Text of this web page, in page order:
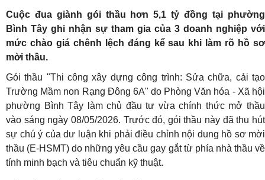
Cuộc đua giành gói thầu hơn 5,1 tỷ đồng tại phường
Bình Tây ghi nhận sự tham gia của 3 doanh nghiệp với
mức chào giá chênh lệch đáng kể sau khi làm rõ hồ sơ
mời thầu.
Gói thầu "Thi công xây dựng công trình: Sửa chữa, cải tạo
Trường Mầm non Rạng Đông 6A" do Phòng Văn hóa - Xã hội
phường Bình Tây làm chủ đầu tư vừa chính thức mở thầu
vào sáng ngày 08/05/2026. Trước đó, gói thầu này đã thu hút
sự chú ý của dư luận khi phải điều chỉnh nội dung hồ sơ mời
thầu (E-HSMT) do những yêu cầu gay gắt từ phía nhà thầu về
tính minh bạch và tiêu chuẩn kỹ thuật.